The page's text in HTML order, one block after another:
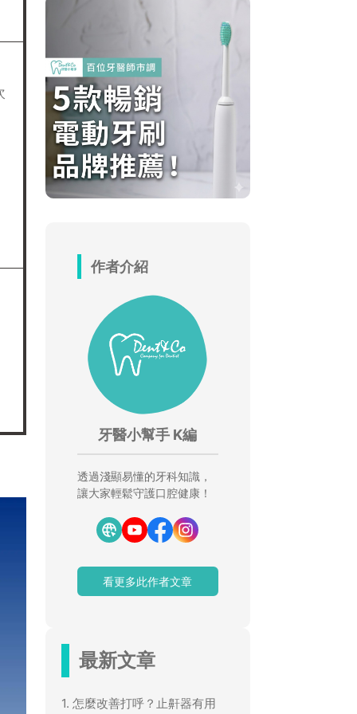
作者介紹
牙醫小幫手 K編
透過淺顯易懂的牙科知識，
讓大家輕鬆守護口腔健康！
看更多此作者文章
最新文章
1. 怎麼改善打呼？止鼾器有用